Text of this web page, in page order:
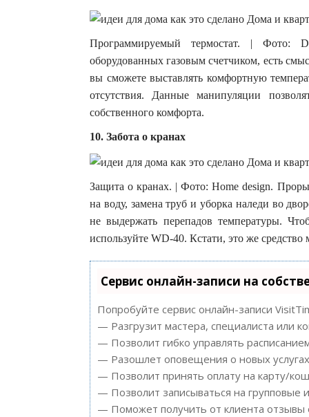
Программируемый термостат. | Фото:
оборудованных газовым счетчиком, есть
вы сможете выставлять комфортную
отсутствия. Данные манипуляции
собственного комфорта.
10. Забота о кранах
Защита о кранах. | Фото: Home design.
на воду, замена труб и уборка наледи во
не выдержать перепадов температуры.
используйте WD-40. Кстати, это же
Сервис онлайн-записи на
Попробуйте сервис онлайн-записи
— Разгрузит мастера, специалиста или
— Позволит гибко управлять
— Разошлет оповещения о новых
— Позволит принять оплату на карту/
— Позволит записываться на групповые
— Поможет получить от клиента отзывы